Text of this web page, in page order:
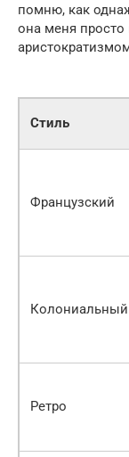
помню, как
она меня
Стиль
Французский
Колониальный
Ретро